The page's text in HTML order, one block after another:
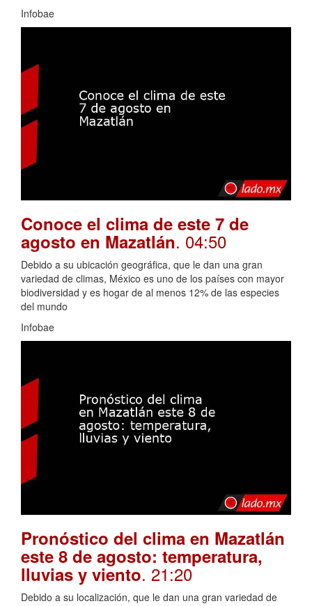
Infobae
Conoce el clima de este 7 de
agosto en Mazatlán. 04:50
Debido a su ubicación geográfica, que le dan una gran
variedad de climas, México es uno de los países con mayor
biodiversidad y es hogar de al menos 12% de las especies
del mundo
Infobae
Pronóstico del clima en Mazatlán
este 8 de agosto: temperatura,
lluvias y viento. 21:20
Debido a su localización, que le dan una gran variedad de